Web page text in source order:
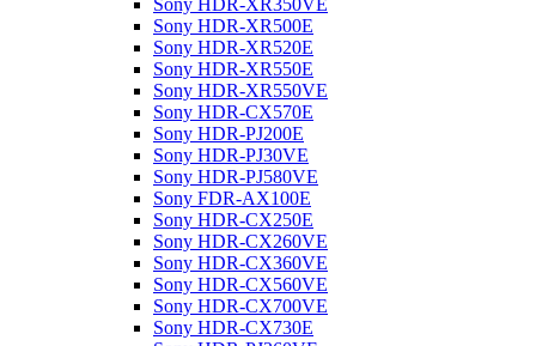
Sony HDR-XR350VE
Sony HDR-XR500E
Sony HDR-XR520E
Sony HDR-XR550E
Sony HDR-XR550VE
Sony HDR-CX570E
Sony HDR-PJ200E
Sony HDR-PJ30VE
Sony HDR-PJ580VE
Sony FDR-AX100E
Sony HDR-CX250E
Sony HDR-CX260VE
Sony HDR-CX360VE
Sony HDR-CX560VE
Sony HDR-CX700VE
Sony HDR-CX730E